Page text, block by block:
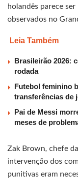
holandês parece
observados no
Leia Também
Brasileirão 2026:
rodada
Futebol feminino
transferências de
Pai de Messi
meses de
Zak Brown, chefe
intervenção dos
punitivas eram